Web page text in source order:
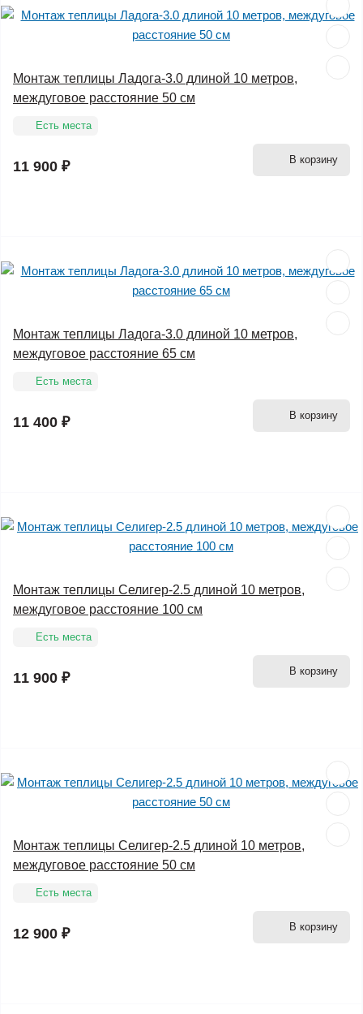
Монтаж теплицы Ладога-3.0 длиной 10 метров,
междуговое расстояние 50 см
Есть места
11 900 ₽ В корзину
Монтаж теплицы Ладога-3.0 длиной 10 метров,
междуговое расстояние 65 см
Есть места
11 400 ₽ В корзину
Монтаж теплицы Селигер-2.5 длиной 10 метров,
междуговое расстояние 100 см
Есть места
11 900 ₽ В корзину
Монтаж теплицы Селигер-2.5 длиной 10 метров,
междуговое расстояние 50 см
Есть места
12 900 ₽ В корзину